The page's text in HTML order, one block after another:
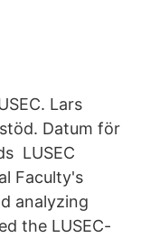
Lars
Datum för
LUSEC
Faculty's
analyzing
the LUSEC-